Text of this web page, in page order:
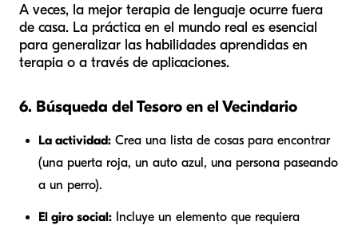
A veces, la mejor terapia de lenguaje ocurre fuera
de casa. La práctica en el mundo real es esencial
para generalizar las habilidades aprendidas en
terapia o a través de aplicaciones.
6. Búsqueda del Tesoro en el Vecindario
La actividad: Crea una lista de cosas para encontrar
(una puerta roja, un auto azul, una persona paseando
a un perro).
El giro social: Incluye un elemento que requiera